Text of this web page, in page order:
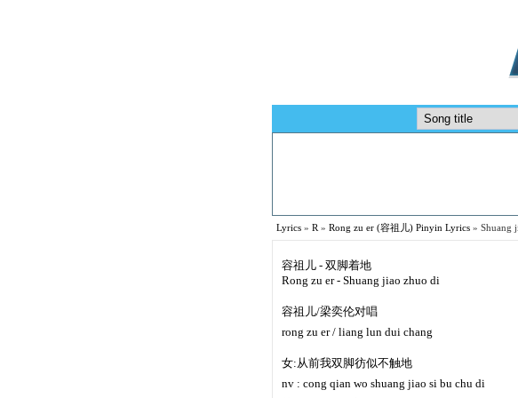
Lyrics » R » Rong zu er (容祖儿) Pinyin Lyrics » Shuang
容祖儿 - 双脚着地
Rong zu er - Shuang jiao zhuo di
容祖儿/梁奕伦对唱
rong zu er / liang lun dui chang
女:从前我双脚彷似不触地
nv : cong qian wo shuang jiao si bu chu di